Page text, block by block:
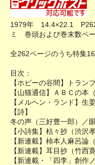
1979年 14.4×22.1
ミ 巻頭および巻末数ペ
全262ページのうち特集
目次：
【ホビーの谷間】トラン
【山猫通信】ＡＢＣの本
【メルヘン・ランド】生
【詩】
冬の声（三好豊一郎）／
【小詩集】枯々抄（渋沢孝
【新連載】柿本人麻呂論
【新連載】耳目抄（竹西寛
【新連載・「四李」創作